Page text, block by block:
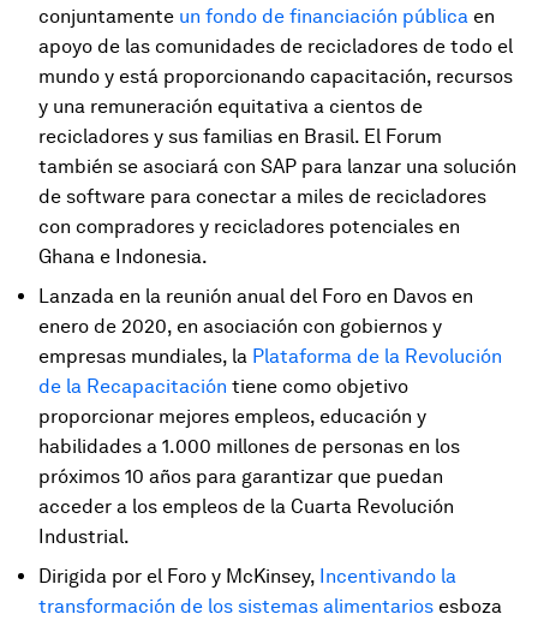
conjuntamente un fondo de financiación pública en
apoyo de las comunidades de recicladores de todo el
mundo y está proporcionando capacitación, recursos
y una remuneración equitativa a cientos de
recicladores y sus familias en Brasil. El Forum
también se asociará con SAP para lanzar una solución
de software para conectar a miles de recicladores
con compradores y recicladores potenciales en
Ghana e Indonesia.
Lanzada en la reunión anual del Foro en Davos en
enero de 2020, en asociación con gobiernos y
empresas mundiales, la Plataforma de la Revolución
de la Recapacitación tiene como objetivo
proporcionar mejores empleos, educación y
habilidades a 1.000 millones de personas en los
próximos 10 años para garantizar que puedan
acceder a los empleos de la Cuarta Revolución
Industrial.
Dirigida por el Foro y McKinsey, Incentivando la
transformación de los sistemas alimentarios esboza